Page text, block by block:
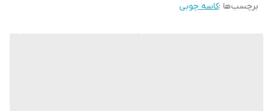
برچسب‌ها :کاسه چوبی